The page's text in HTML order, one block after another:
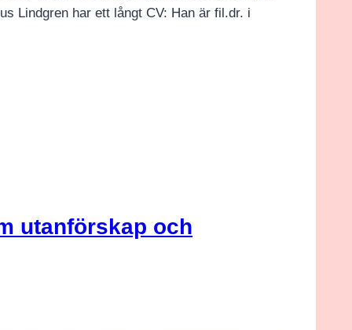
Lindgren har ett långt CV: Han är fil.dr. i
utanförskap och